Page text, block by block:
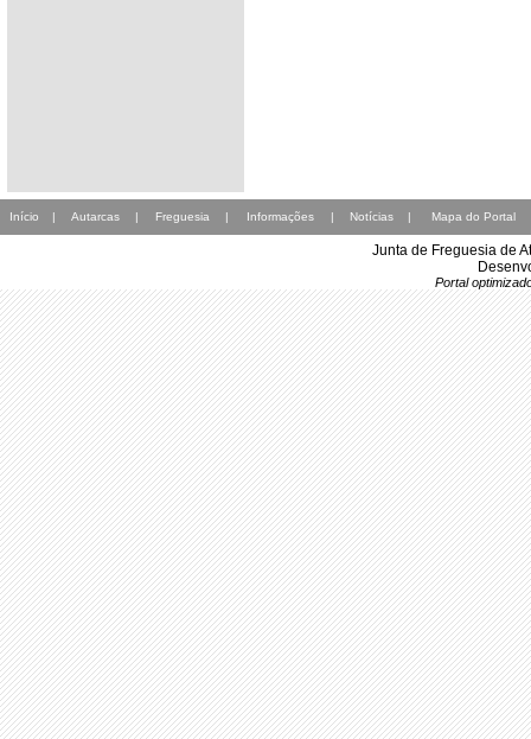
Início | Autarcas | Freguesia | Informações | Notícias | Mapa do Portal
Junta de Freguesia de
Portal